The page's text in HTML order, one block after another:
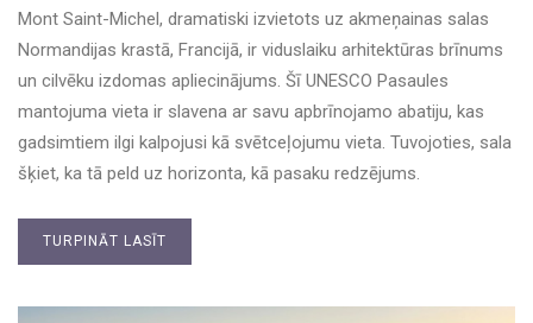
Mont Saint-Michel, dramatiski izvietots uz akmeņainas salas
Normandijas krastā, Francijā, ir viduslaiku arhitektūras brīnums
un cilvēku izdomas apliecinājums. Šī UNESCO Pasaules
mantojuma vieta ir slavena ar savu apbrīnojamo abatiju, kas
gadsimtiem ilgi kalpojusi kā svētceļojumu vieta. Tuvojoties, sala
šķiet, ka tā peld uz horizonta, kā pasaku redzējums.
TURPINĀT LASĪT